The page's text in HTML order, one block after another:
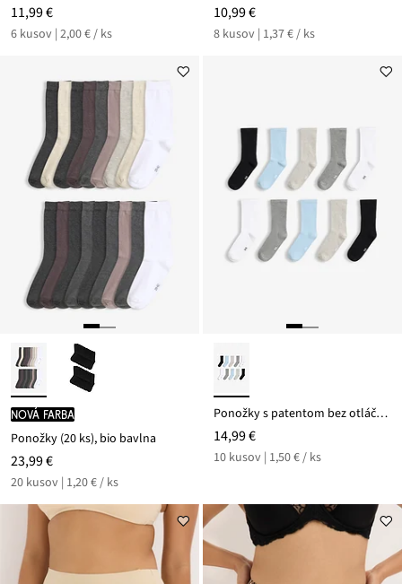
11,99 €
6 kusov | 2,00 € / ks
10,99 €
8 kusov | 1,37 € / ks
nová farba
Ponožky (20 ks), bio bavlna
23,99 €
20 kusov | 1,20 € / ks
Ponožky s patentom bez otláčania (10 ks v balení)
14,99 €
10 kusov | 1,50 € / ks